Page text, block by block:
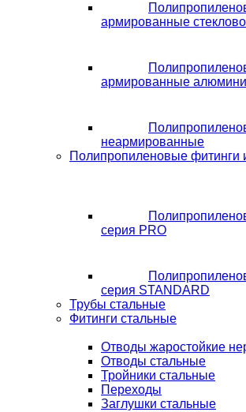
армированные
армированные
неармированные
Полипропиленовые фитинги
серия PRO
серия STANDARD
Трубы стальные
Фитинги стальные
Отводы жаростойкие
Отводы стальные
Тройники стальные
Переходы
Заглушки стальные